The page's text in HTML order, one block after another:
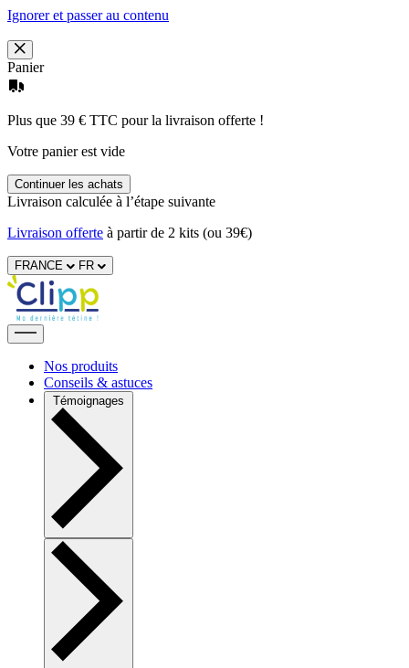
Ignorer et passer au contenu
Panier
Plus que 39 € TTC pour la livraison offerte !
Votre panier est vide
Continuer les achats
Livraison calculée à l’étape suivante
Livraison offerte à partir de 2 kits (ou 39€)
FRANCE FR
Nos produits
Conseils & astuces
Témoignages